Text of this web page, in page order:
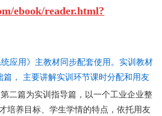
ebook/reader.html?
应用》主教材同步配套使用。实训教材
， 主要讲解实训环节课时分配和用友
二篇为实训指导篇，以一个工业企业整
培养目标、学生学情的特点，依托用友